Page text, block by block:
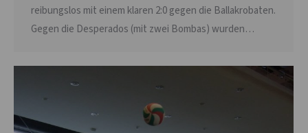
reibungslos mit einem klaren 2:0 gegen die Ballakrobaten.
Gegen die Desperados (mit zwei Bombas) wurden…